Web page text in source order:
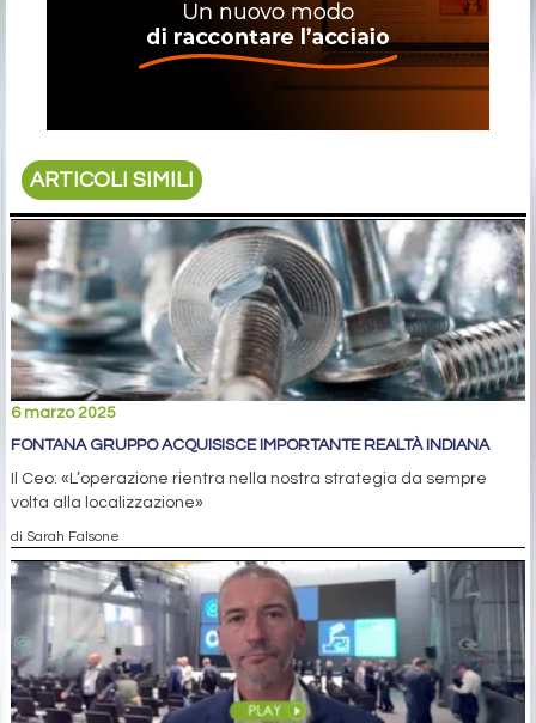
ARTICOLI SIMILI
6 marzo 2025
FONTANA GRUPPO ACQUISISCE IMPORTANTE REALTÀ INDIANA
Il Ceo: «L’operazione rientra nella nostra strategia da sempre
volta alla localizzazione»
di Sarah Falsone